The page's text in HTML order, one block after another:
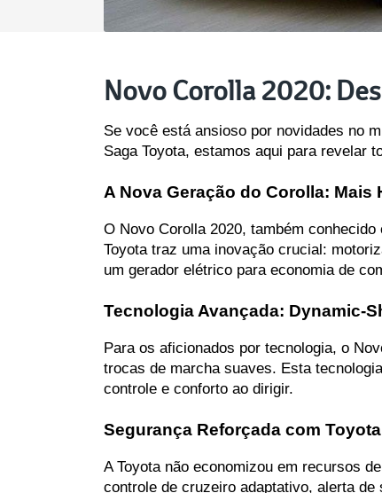
Novo Corolla 2020:
Se você está ansioso por novidades no
Saga Toyota, estamos aqui para revelar
A Nova Geração do Corolla:
O Novo Corolla 2020, também
Toyota traz uma inovação crucial:
um gerador elétrico para economia de
Tecnologia Avançada: Dynamic-
Para os aficionados por tecnologia, o
trocas de marcha suaves. Esta
controle e conforto ao dirigir.
Segurança Reforçada com
A Toyota não economizou em recursos
controle de cruzeiro adaptativo, alerta